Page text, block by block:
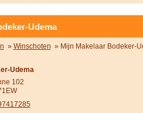
Udema
» Winschoten » Mijn Makelaar Bodeker-
Udema
102